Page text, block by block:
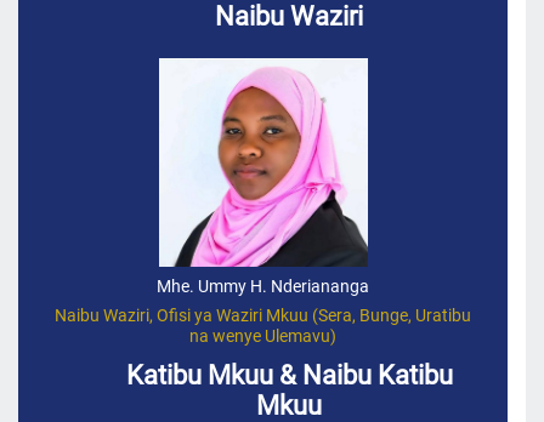
Naibu Waziri
Mhe. Ummy H. Nderiananga
Naibu Waziri, Ofisi ya Waziri Mkuu (Sera, Bunge, Uratibu
na wenye Ulemavu)
Katibu Mkuu & Naibu Katibu
Mkuu